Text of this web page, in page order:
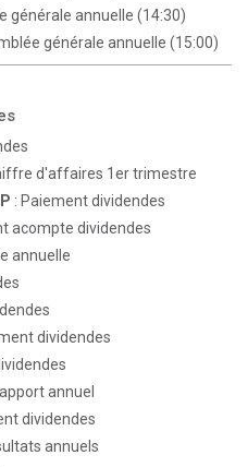
générale annuelle (14:30)
générale annuelle (15:00)
d'affaires 1er trimestre
: Paiement dividendes
acompte dividendes
annuelle
dividendes
annuel
dividendes
annuels